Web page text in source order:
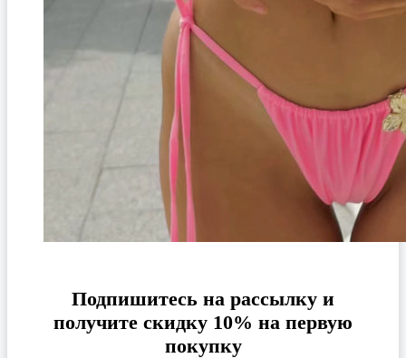
Подпишитесь на рассылку и
получите скидку 10% на первую
покупку